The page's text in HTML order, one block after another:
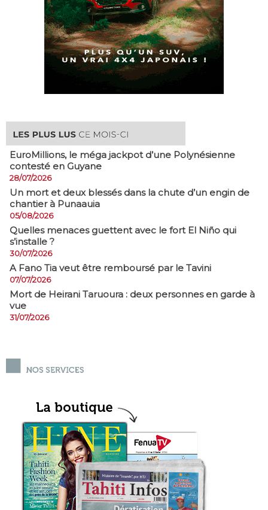
EuroMillions, ​le méga jackpot d’une Polynésienne
contesté en Guyane
28/07/2026
​Un mort et deux blessés dans la chute d’un engin de
chantier à Punaauia
05/08/2026
Quelles menaces guettent avec le fort El Niño qui
s’installe ?
30/07/2026
A Fano Tia veut être remboursé par le Tavini
07/07/2026
Mort de Heirani Taruoura : deux personnes en garde à
vue
31/07/2026